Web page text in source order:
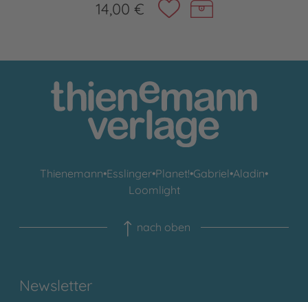
14,00 €
Thienemann•Esslinger•Planet!•Gabriel•Aladin•
Loomlight
nach oben
Newsletter